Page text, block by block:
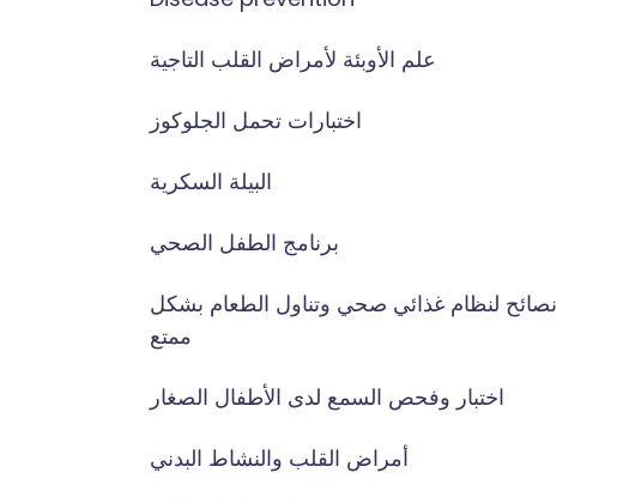
علم الأوبئة لأمراض القلب التاجية
اختبارات تحمل الجلوكوز
البيلة السكرية
برنامج الطفل الصحي
نصائح لنظام غذائي صحي وتناول الطعام بشكل
ممتع
اختبار وفحص السمع لدى الأطفال الصغار
أمراض القلب والنشاط البدني